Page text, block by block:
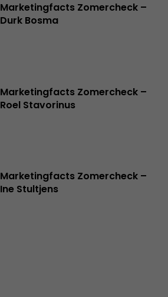
Marketingfacts Zomercheck –
Durk Bosma
Marketingfacts Zomercheck –
Roel Stavorinus
Marketingfacts Zomercheck –
Ine Stultjens